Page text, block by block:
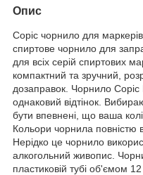
Опис
Copic чорнило для
спиртове чорнило для
для всіх серій спиртових
компактний та зручний,
дозаправок. Чорнило
однаковий відтінок.
бути впевнені, що ваша
Кольори чорнила повністю
Нерідко це чорнило
алкогольний живопис.
пластиковій тубі об'ємом